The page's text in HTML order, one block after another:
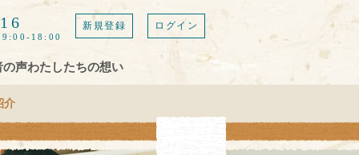
9:00-18:00
新規登録 ログイン
の声わたしたちの想い
介